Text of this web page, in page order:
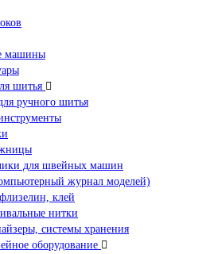
машины
шитья
ручного шитья
для швейных машин
журнал моделей)
клей
нитки
системы хранения
оборудование